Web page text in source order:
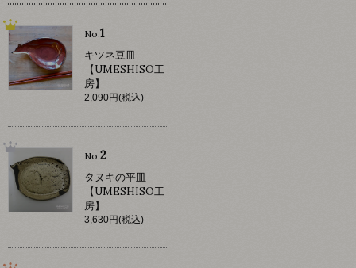
No.1
キツネ豆皿
【UMESHISO工
房】
2,090円(税込)
No.2
タヌキの平皿
【UMESHISO工
房】
3,630円(税込)